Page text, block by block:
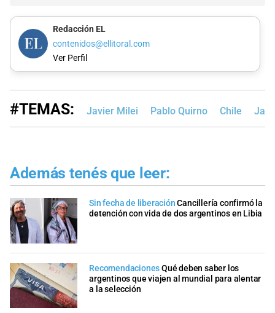
Redacción EL
contenidos@ellitoral.com
Ver Perfil
#TEMAS: Javier Milei Pablo Quirno Chile
Además tenés que leer:
Sin fecha de liberación Cancillería confirmó la
detención con vida de dos argentinos en Libia
RecomendacionesQué deben saber los
argentinos que viajen al mundial para alentar
a la selección